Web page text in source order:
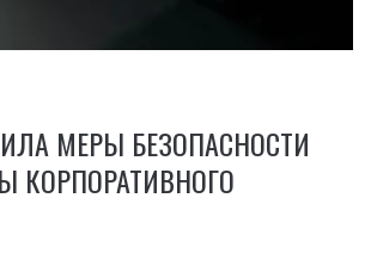
МЕРЫ БЕЗОПАСНОСТИ
КОРПОРАТИВНОГО